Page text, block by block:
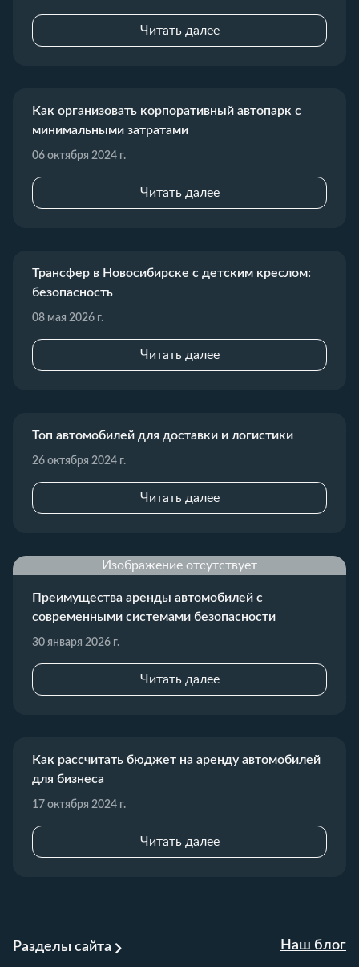
Читать далее
Как организовать корпоративный автопарк с
минимальными затратами
06 октября 2024 г.
Читать далее
Трансфер в Новосибирске с детским креслом:
безопасность
08 мая 2026 г.
Читать далее
Топ автомобилей для доставки и логистики
26 октября 2024 г.
Читать далее
Изображение отсутствует
Преимущества аренды автомобилей с
современными системами безопасности
30 января 2026 г.
Читать далее
Как рассчитать бюджет на аренду автомобилей
для бизнеса
17 октября 2024 г.
Читать далее
Разделы сайта Наш блог